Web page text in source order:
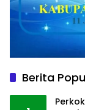
Berita